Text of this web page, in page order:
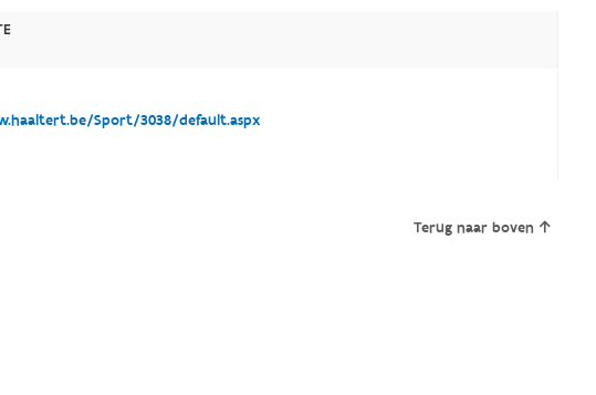
Sport/3038/default.aspx
Terug naar boven